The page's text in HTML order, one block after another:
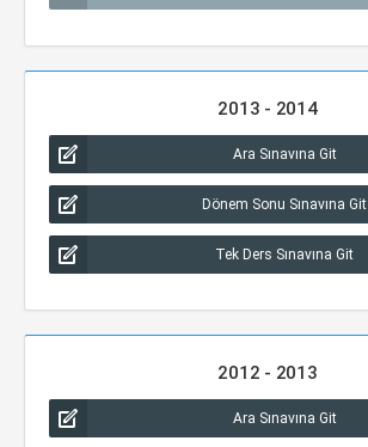
2013 - 2014
Ara Sınavına Git
Dönem Sonu Sınavına Git
Tek Ders Sınavına Git
2012 - 2013
Ara Sınavına Git